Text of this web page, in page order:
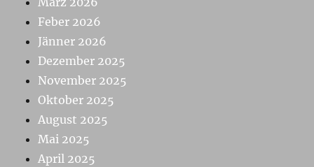
Feber 2026
Jänner 2026
Dezember 2025
November 2025
Oktober 2025
August 2025
Mai 2025
April 2025